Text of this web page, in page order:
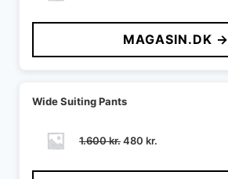
pris
var:
700 kr..
pris
er:
210 kr..
MAGASIN.DK →
Wide Suiting Pants
1.600kr.Den
pris
480 kr.
pris